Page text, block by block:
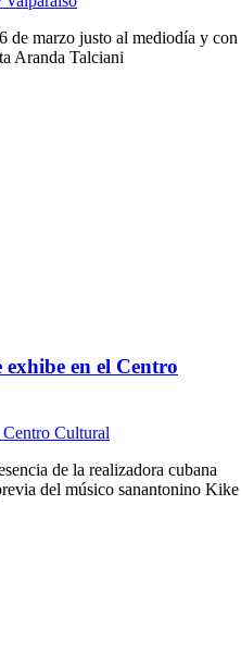
de marzo justo al mediodía y con
Aranda Talciani
en el Centro
de la realizadora cubana
del músico sanantonino Kike